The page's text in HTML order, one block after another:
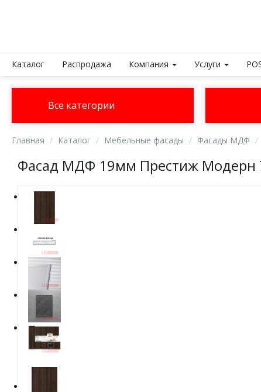
Каталог Распродажа Компания Услуги
Все категории
Главная Каталог Мебельные фасады Фасады МДФ
Фасад МДФ 19мм Престиж Модерн